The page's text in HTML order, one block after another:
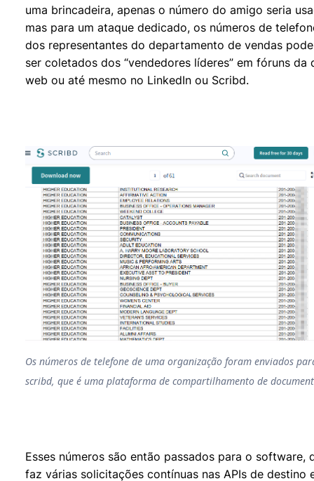
uma brincadeira, apenas o número do amigo seria
mas para um ataque dedicado, os números de
dos representantes do departamento de vendas
ser coletados dos “vendedores líderes” em fóruns da
web ou até mesmo no LinkedIn ou Scribd.
Os números de telefone de uma organização foram enviados
scribd, que é uma plataforma de compartilhamento de
Esses números são então passados para o software,
faz várias solicitações contínuas nas APIs de destino